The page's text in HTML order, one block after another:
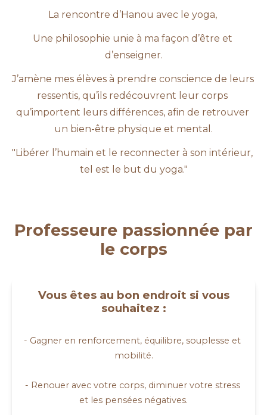
La rencontre d’Hanou avec le yoga,
Une philosophie unie à ma façon d’être et
d’enseigner.
J’amène mes élèves à prendre conscience de leurs
ressentis, qu’ils redécouvrent leur corps
qu’importent leurs différences, afin de retrouver
un bien-être physique et mental.
"Libérer l’humain et le reconnecter à son intérieur,
tel est le but du yoga."
Professeure passionnée par
le corps
Vous êtes au bon endroit si vous
souhaitez :
- Gagner en renforcement, équilibre, souplesse et
mobilité.
- Renouer avec votre corps, diminuer votre stress
et les pensées négatives.